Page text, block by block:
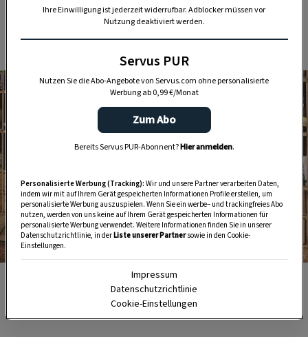
HIER MEHR ERFAHREN
Foto: Peter Podpera
Thomas Reiner ist Restaurator in Wien und Inhaber der
Firma Antique Parkquet, die den weltgrößten Fundus an
antikem Parkett besitzt
Ihre Einwilligung ist jederzeit widerrufbar. Adblocker müssen vor
Nutzung deaktiviert werden.
Servus PUR
Nutzen Sie die Abo-Angebote von Servus.com ohne personalisierte
Werbung ab 0,99 €/Monat
Zum Abo
Bereits Servus PUR-Abonnent?Hier anmelden.
Personalisierte Werbung (Tracking): Wir und unsere Partner verarbeiten Daten,
indem wir mit auf Ihrem Gerät gespeicherten Informationen Profile erstellen, um
personalisierte Werbung auszuspielen. Wenn Sie ein werbe– und trackingfreies Abo
nutzen, werden von uns keine auf Ihrem Gerät gespeicherten Informationen für
personalisierte Werbung verwendet. Weitere Informationen finden Sie in unserer
Datenschutzrichtlinie, in derListe unserer Partnersowie in den Cookie-
Einstellungen.
Impressum
Datenschutzrichtlinie
Cookie-Einstellungen